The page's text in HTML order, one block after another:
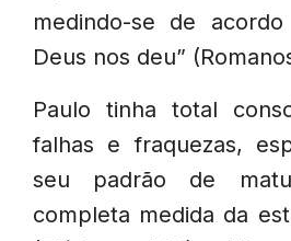
medindo-se de
Deus nos deu”
Paulo tinha total
falhas e fraquezas,
seu padrão de
completa medida da